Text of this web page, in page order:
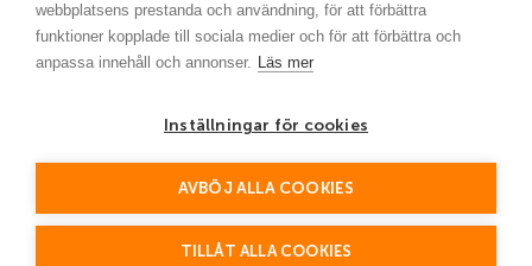
webbplatsens prestanda och användning, för att förbättra
funktioner kopplade till sociala medier och för att förbättra och
anpassa innehåll och annonser. Läs mer
Inställningar för cookies
AVBÖJ ALLA COOKIES
TILLÅT ALLA COOKIES
This site is protected by reCAPTCHA and the Google
Policy and Terms of Service apply.